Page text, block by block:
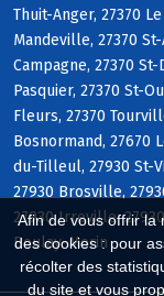
Afin de vous offrir la
des cookies : pour
récolter des
du site et vous
Thuit-Anger, 27370
Mandeville, 27370
Campagne, 27370
Pasquier, 27370 St-
Fleurs, 27370
Bosnormand, 27670
du-Tilleul, 27930 St-
27930 Brosville,
27930 Irreville,
Boulay-Morin